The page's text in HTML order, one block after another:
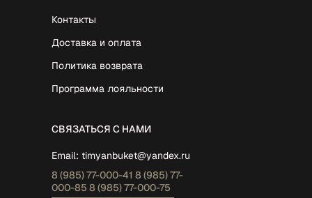
Контакты
Доставка и оплата
Политика возврата
Программа лояльности
СВЯЗАТЬСЯ С НАМИ
Email: timyanbuket@yandex.ru
8 (985)77-000-41 8 (985)77-
000-85 8 (985)77-000-75